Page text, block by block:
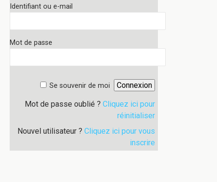
Identifiant ou e-mail
Mot de passe
Se souvenir de moi
Mot de passe oublié ? Cliquez ici pour
réinitialiser
Nouvel utilisateur ? Cliquez ici pour vous
inscrire